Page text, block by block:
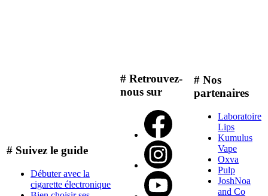
# Suivez le guide
Débuter avec la
cigarette électronique
# Retrouvez-
nous sur
# Nos
partenaires
Laboratoire
Lips
Kumulus
Vape
Oxva
Pulp
JoshNoa
and Co